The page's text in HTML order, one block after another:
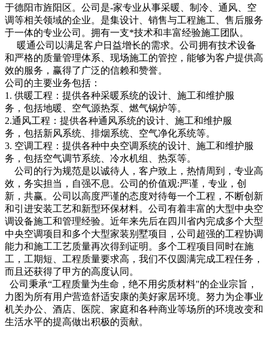
于德阳市旌阳区。公司是-家专业从事采暖、制冷、通风、空
调等相关领域的企业。是集设计、销售与工程施工、售后服务
于一体的专业公司。拥有一支*技术和丰富经验施工团队。
暖通公司以满足客户日益增长的需求。公司拥有技术设备
和严格的质量管理体系、现场施工的管控，能够为客户提供高
效的服务，赢得了广泛的信赖和赞誉。
公司的主要业务包括：
1. 供暖工程：提供各种采暖系统的设计、施工和维护服
务，包括地暖、空气源热泵、燃气锅炉等。
2.通风工程：提供各种通风系统的设计、施工和维护服
务，包括新风系统、排烟系统、空气净化系统等。
3. 空调工程：提供各种中央空调系统的设计、施工和维护服
务，包括空气调节系统、冷水机组、热泵等。
公司的行为规范是以诚待人，客户致上，热情周到，专业高
效，务实担当，自强不息。公司的价值观:严谨，专业，创
新，共赢。公司以高度严谨的态度对待每一个工程，不断创新
和引进安装工艺和新型环保材料。公司有着丰富的大型中央空
调设备施工和管理经验。近年来先后在四川省内完成多个大型
中央空调项目和多个大型家装别墅项目，公司超强的工程协调
能力和施工工艺质量再次得到证明。多个工程项目同时在施
工，工期短、工程质量要求高，我们不仅圆满完成工程任务，
而且还获得了甲方的高度认同。
公司秉承“工程质量为生命，绝不用劣质材料"的企业宗旨，
力图为所有用户营造舒适安康的美好家居环境。努力为企事业
机关办公、酒店、医院、家庭和各种商业等场所的环境改变和
生活水平的提高做出积极的贡献。